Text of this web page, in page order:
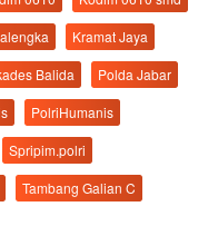
Kramat Jaya
Balida
Polda Jabar
PolriHumanis
Spripim.polri
Tambang Galian C